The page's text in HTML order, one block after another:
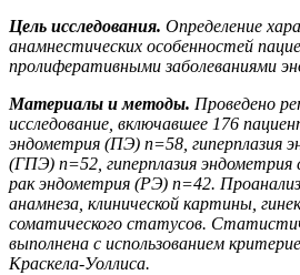
Цель исследования. Определение
анамнестических особенностей
пролиферативными заболеваниями
Материалы и методы. Проведено
исследование, включавшее 176
эндометрия (ПЭ) n=58, гиперплазия
(ГПЭ) n=52, гиперплазия
рак эндометрия (РЭ) n=42.
анамнеза, клинической картины,
соматического статусов.
выполнена с использованием
Краскела-Уоллиса.